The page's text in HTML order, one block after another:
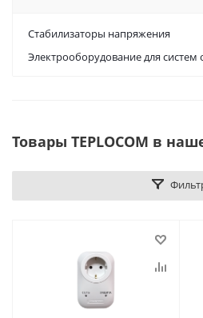
Стабилизаторы напряжения
Электрооборудование для систем
Товары TEPLOCOM в